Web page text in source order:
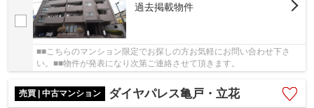
過去掲載物件
■■こちらのマンション限定でお探しの方お気軽にお問い合わせ下さ
い。■■物件が発表になり次第ご連絡させて頂きます。
売買 | 中古マンション ダイヤパレス亀戸・立花